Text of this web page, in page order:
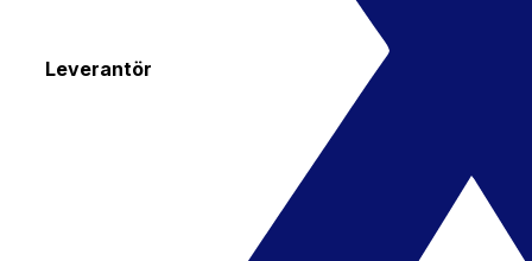
Leverantör